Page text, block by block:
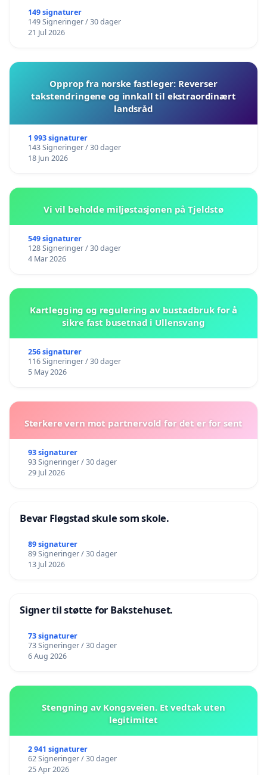
149 signaturer
149 Signeringer / 30 dager
21 Jul 2026
Opprop fra norske fastleger: Reverser
takstendringene og innkall til ekstraordinært
landsråd
1 993 signaturer
143 Signeringer / 30 dager
18 Jun 2026
Vi vil beholde miljøstasjonen på Tjeldstø
549 signaturer
128 Signeringer / 30 dager
4 Mar 2026
Kartlegging og regulering av bustadbruk for å
sikre fast busetnad i Ullensvang
256 signaturer
116 Signeringer / 30 dager
5 May 2026
Sterkere vern mot partnervold før det er for sent
93 signaturer
93 Signeringer / 30 dager
29 Jul 2026
Bevar Fløgstad skule som skole.
89 signaturer
89 Signeringer / 30 dager
13 Jul 2026
Signer til støtte for Bakstehuset.
73 signaturer
73 Signeringer / 30 dager
6 Aug 2026
Stengning av Kongsveien. Et vedtak uten
legitimitet
2 941 signaturer
62 Signeringer / 30 dager
25 Apr 2026